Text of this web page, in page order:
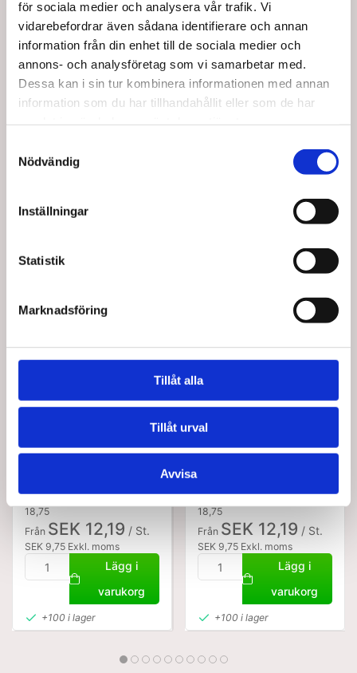
för sociala medier och analysera vår trafik. Vi
vidarebefordrar även sådana identifierare och annan
information från din enhet till de sociala medier och
annons- och analysföretag som vi samarbetar med.
Dessa kan i sin tur kombinera informationen med annan
information som du har tillhandahållit eller som de har
Nödvändig
Inställningar
Statistik
Marknadsföring
Tillåt alla
Tillåt urval
Avvisa
57,50
FrånSEK 28,75/ St.
SEK 23,00 Exkl. moms
Lägg i
varukorg
+100 i lager
SEK 71,25
SEK 57,00 Exkl. moms
Lägg i
varukorg
34 i lager
Köptes tillsammans med denna produkt
25020
Standard försäljningspris SEK
18,75
Från SEK 12,19 / St.
SEK 9,75 Exkl. moms
Lägg i
varukorg
+100 i lager
25025
Standard försäljningspris SEK
18,75
Från SEK 12,19 / St.
SEK 9,75 Exkl. moms
Lägg i
varukorg
+100 i lager